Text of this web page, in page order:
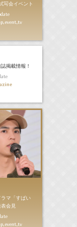
写会イベント
掲載情報！
ラマ「すぱい
会見